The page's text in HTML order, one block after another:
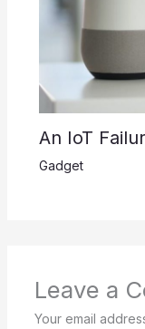
An IoT
Gadget
Leave a
Your email